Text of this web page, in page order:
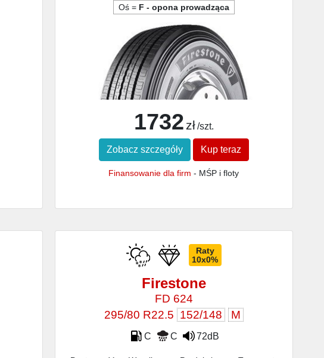
Oś = F - opona prowadząca
1732 zł/szt.
Zobacz szczegóły Kup teraz
Finansowanie dla firm - MŚP i floty
Raty
10x0%
Firestone
FD 624
295/80 R22.5 152/148 M
C C 72dB